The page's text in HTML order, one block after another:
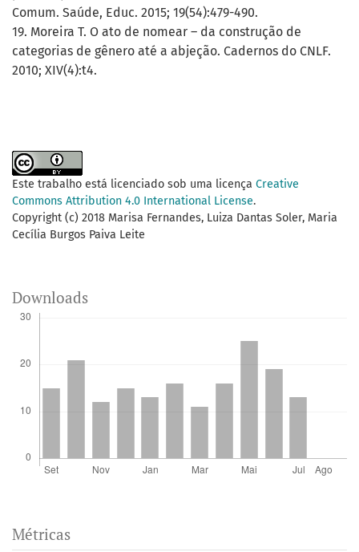
Comum. Saúde, Educ. 2015; 19(54):479-490.
19. Moreira T. O ato de nomear – da construção de
categorias de gênero até a abjeção. Cadernos do CNLF.
2010; XIV(4):t4.
Este trabalho está licenciado sob uma licença Creative
Commons Attribution 4.0 International License.
Copyright (c) 2018 Marisa Fernandes, Luiza Dantas Soler, Maria
Cecília Burgos Paiva Leite
Downloads
Métricas